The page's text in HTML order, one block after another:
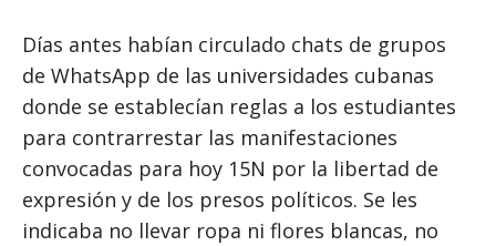
Días antes habían circulado chats de grupos
de WhatsApp de las universidades cubanas
donde se establecían reglas a los estudiantes
para contrarrestar las manifestaciones
convocadas para hoy 15N por la libertad de
expresión y de los presos políticos. Se les
indicaba no llevar ropa ni flores blancas, no